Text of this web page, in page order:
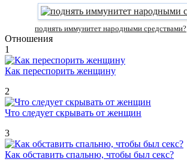
поднять иммунитет народными средствами?
Отношения
1
Как переспорить женщину
2
Что следует скрывать от женщин
3
Как обставить спальню, чтобы был секс?